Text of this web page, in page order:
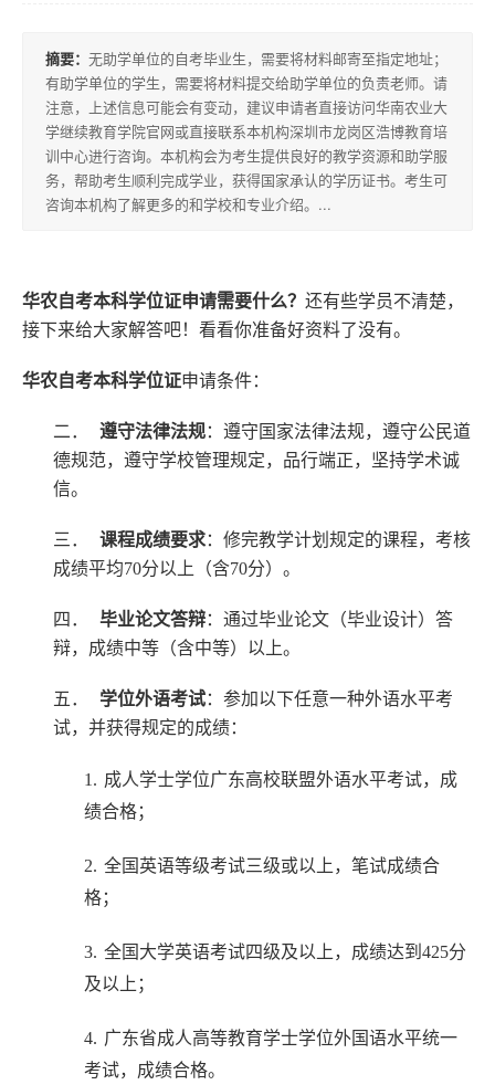
摘要： 无助学单位的自考毕业生，需要将材料邮寄至指定地址；
有助学单位的学生，需要将材料提交给助学单位的负责老师。请
注意，上述信息可能会有变动，建议申请者直接访问华南农业大
学继续教育学院官网或直接联系本机构深圳市龙岗区浩博教育培
训中心进行咨询。本机构会为考生提供良好的教学资源和助学服
务，帮助考生顺利完成学业，获得国家承认的学历证书。考生可
咨询本机构了解更多的和学校和专业介绍。...
华农自考本科学位证申请需要什么？ 还有些学员不清楚，
接下来给大家解答吧！看看你准备好资料了没有。
华农自考本科学位证申请条件：
二． 遵守法律法规：遵守国家法律法规，遵守公民道
德规范，遵守学校管理规定，品行端正，坚持学术诚
信。
三． 课程成绩要求：修完教学计划规定的课程，考核
成绩平均70分以上（含70分）。
四． 毕业论文答辩：通过毕业论文（毕业设计）答
辩，成绩中等（含中等）以上。
五． 学位外语考试：参加以下任意一种外语水平考
试，并获得规定的成绩：
1. 成人学士学位广东高校联盟外语水平考试，成
绩合格；
2. 全国英语等级考试三级或以上，笔试成绩合
格；
3. 全国大学英语考试四级及以上，成绩达到425分
及以上；
4. 广东省成人高等教育学士学位外国语水平统一
考试，成绩合格。